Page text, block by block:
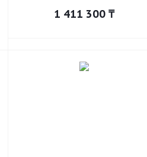
1 411 300₸